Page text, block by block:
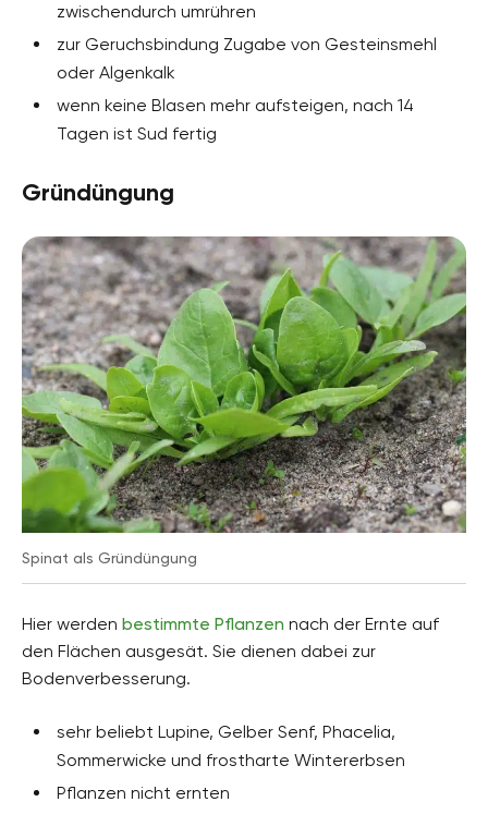
zwischendurch umrühren
zur Geruchsbindung Zugabe von Gesteinsmehl
oder Algenkalk
wenn keine Blasen mehr aufsteigen, nach 14
Tagen ist Sud fertig
Gründüngung
Spinat als Gründüngung
Hier werden bestimmte Pflanzen nach der Ernte auf
den Flächen ausgesät. Sie dienen dabei zur
Bodenverbesserung.
sehr beliebt Lupine, Gelber Senf, Phacelia,
Sommerwicke und frostharte Wintererbsen
Pflanzen nicht ernten